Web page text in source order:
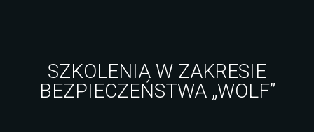
SZKOLENIA W ZAKRESIE
BEZPIECZEŃSTWA „WOLF”